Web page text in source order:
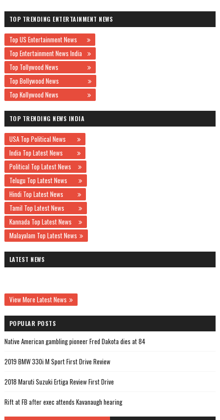
TOP TRENDING ENTERTAINMENT NEWS
Top US Entertainment News
Top Entertainment News India
Top Tollywood News
Top Bollywood News
Top Kollywood News
TOP TRENDING NEWS INDIA
USA Top Political News
India Top Latest News
Political Top Latest News
Telugu Top Latest News
Hindi Top Latest News
Tamil Top Latest News
Kannada Top Latest News
Malayalam Top Latest News
LATEST NEWS
View More Latest News
POPULAR POSTS
Native American gambling pioneer Fred Dakota dies at 84
2019 BMW 330i M Sport First Drive Review
2018 Maruti Suzuki Ertiga Review First Drive
Rift at FB after exec attends Kavanaugh hearing